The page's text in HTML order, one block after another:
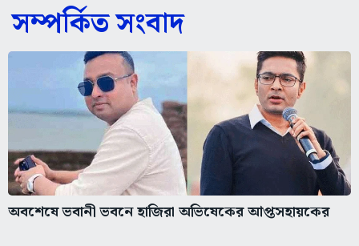
সম্পর্কিত সংবাদ
অবশেষে ভবানী ভবনে হাজিরা অভিষেকের আপ্তসহায়কের